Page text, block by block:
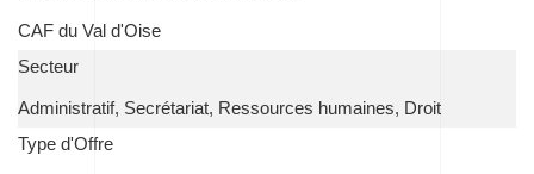
CAF du Val d'Oise
Secteur
Administratif, Secrétariat, Ressources humaines, Droit
Type d'Offre